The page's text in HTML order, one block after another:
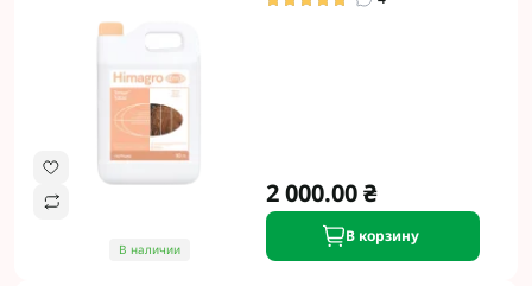
В наличии
2 000.00 ₴
В корзину